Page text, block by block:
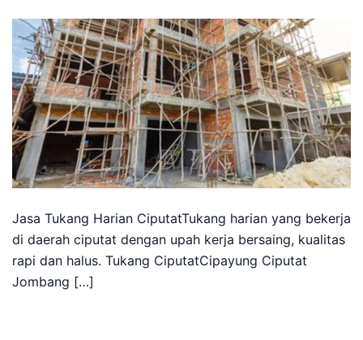
Jasa Tukang Harian CiputatTukang harian yang bekerja
di daerah ciputat dengan upah kerja bersaing, kualitas
rapi dan halus. Tukang CiputatCipayung Ciputat
Jombang […]